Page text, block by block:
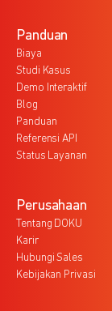
Panduan
Biaya
Studi Kasus
Demo Interaktif
Blog
Panduan
Referensi API
Status Layanan
Perusahaan
Tentang DOKU
Karir
Hubungi Sales
Kebijakan Privasi